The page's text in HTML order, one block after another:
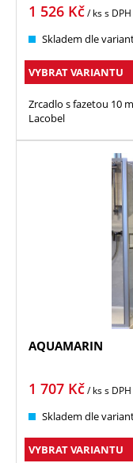
1 526 Kč/ kss DPH
Skladem dle
VYBRAT VARIANTU
Zrcadlo s fazetou 10
Lacobel
AQUAMARIN
1 707 Kč/ kss DPH
Skladem dle
VYBRAT VARIANTU